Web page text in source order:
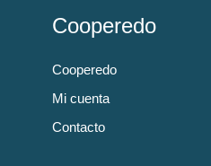
Cooperedo
Cooperedo
Mi cuenta
Contacto